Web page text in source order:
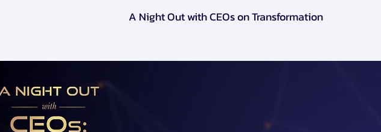
A Night Out with CEOs on Transformation